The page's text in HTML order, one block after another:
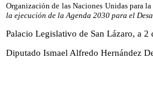
Organización de las Naciones Unidas para
la ejecución de la Agenda 2030 para el
Palacio Legislativo de San Lázaro, a 2
Diputado Ismael Alfredo Hernández